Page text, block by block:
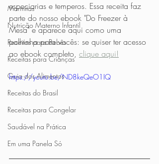
Marmitas
Nutrição Materno Infantil
Receitas para Bebês
Receitas para Crianças
Guia dos Alimentos
Receitas do Brasil
Receitas para Congelar
Saudável na Prática
Em uma Panela Só
especiarias e temperos. Essa receita faz
parte do nosso ebook "Do Freezer à
Mesa" e aparece aqui como uma
palhinha para vocês: se quiser ter acesso
ao ebook completo, clique aqui!
https://youtu.be/ND8keQeO1IQ